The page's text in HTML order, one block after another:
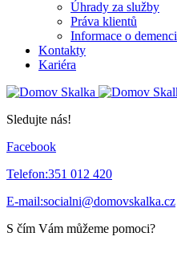
Úhrady za služby
Práva klientů
Informace o demenci
Kontakty
Kariéra
Sledujte nás!
Facebook
Telefon:351 012 420
E-mail:socialni@domovskalka.cz
S čím Vám můžeme pomoci?